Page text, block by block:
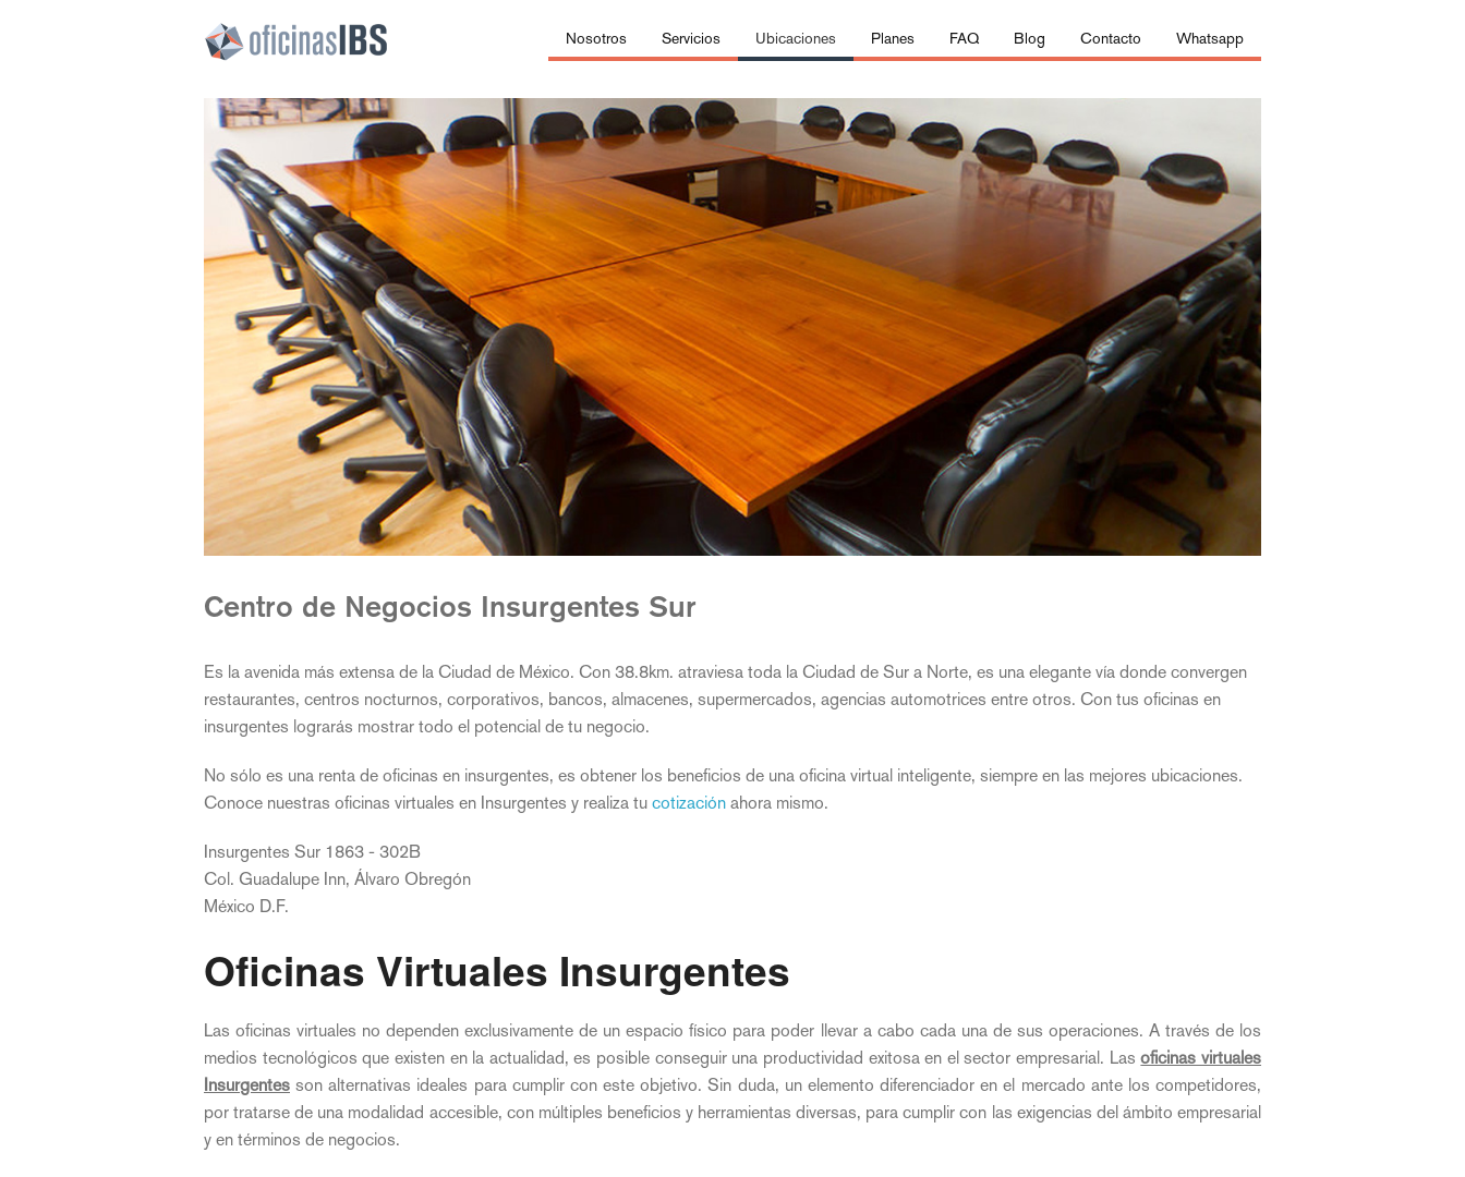
Nosotros Servicios Ubicaciones Planes FAQ Blog Contacto Whatsapp
Centro de Negocios Insurgentes Sur
Es la avenida más extensa de la Ciudad de México. Con 38.8km. atraviesa toda la Ciudad de Sur a Norte, es una elegante vía donde convergen
restaurantes, centros nocturnos, corporativos, bancos, almacenes, supermercados, agencias automotrices entre otros. Con tus oficinas en
insurgentes lograrás mostrar todo el potencial de tu negocio.
No sólo es una renta de oficinas en insurgentes, es obtener los beneficios de una oficina virtual inteligente, siempre en las mejores ubicaciones.
Conoce nuestras oficinas virtuales en Insurgentes y realiza tu cotización ahora mismo.
Insurgentes Sur 1863 - 302B
Col. Guadalupe Inn, Álvaro Obregón
México D.F.
Oficinas Virtuales Insurgentes
Las oficinas virtuales no dependen exclusivamente de un espacio físico para poder llevar a cabo cada una de sus operaciones. A través de los
medios tecnológicos que existen en la actualidad, es posible conseguir una productividad exitosa en el sector empresarial. Lasoficinas virtuales
Insurgentes son alternativas ideales para cumplir con este objetivo. Sin duda, un elemento diferenciador en el mercado ante los competidores,
por tratarse de una modalidad accesible, con múltiples beneficios y herramientas diversas, para cumplir con las exigencias del ámbito empresarial
y en términos de negocios.